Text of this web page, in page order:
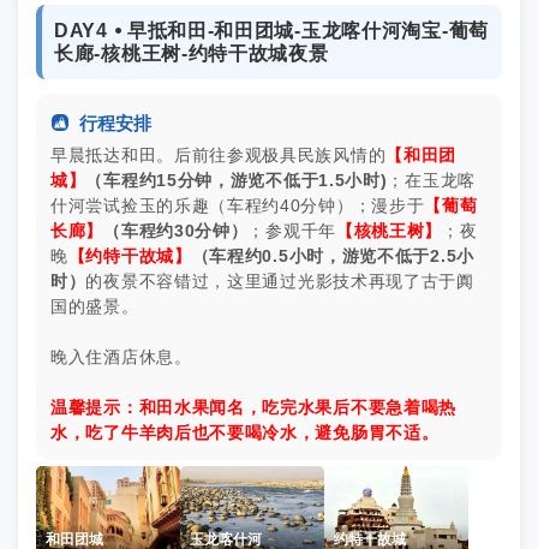
DAY4 ⦁ 早抵和田-和田团城-玉龙喀什河淘宝-葡萄
长廊-核桃王树-约特干故城夜景
 行程安排
早晨抵达和田。后前往参观极具民族风情的 【和田团
城】
（车程约15分钟，游览不低于1.5小时) ；在玉龙喀
什河尝试捡玉的乐趣（车程约40分钟）；漫步于 【葡萄
长廊】
（车程约30分钟） ；参观千年 【核桃王树】
；夜
晚 【约特干故城】 （车程约0.5小时，游览不低于2.5小
时） 的夜景不容错过，这里通过光影技术再现了古于阗
国的盛景。
晚入住酒店休息。
温馨提示：和田水果闻名，吃完水果后不要急着喝热
水，吃了牛羊肉后也不要喝冷水，避免肠胃不适。
和田团城 玉龙喀什河 约特干故城